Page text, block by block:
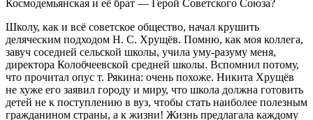
Космодемьянская и её брат — Герой Советского Союза?
Школу, как и всё советское общество, начал крушить
деляческим подходом Н. С. Хрущёв. Помню, как моя коллега,
завуч соседней сельской школы, учила уму-разуму меня,
директора Колобчеевской средней школы. Вспомнил потому,
что прочитал опус т. Рякина: очень похоже. Никита Хрущёв
не хуже его заявил городу и миру, что школа должна готовить
детей не к поступлению в вуз, чтобы стать наиболее полезным
гражданином страны, а к жизни! Жизнь предлагала каждому